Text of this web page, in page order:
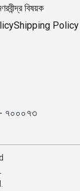
রবীন্দ্র বিষয়ক
Shipping Policy
- ৭০০০৭৩